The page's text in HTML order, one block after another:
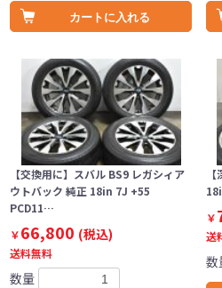
カートに入れる
【交換用に】スバル BS9 レガシィア
ウトバック 純正 18in 7J +55
PCD11…
￥66,800 (税込)
送料無料
数量
￥
送
数